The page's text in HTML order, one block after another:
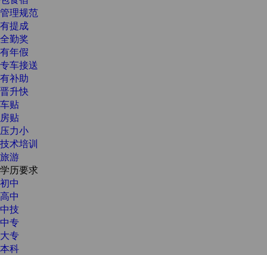
管理规范
有提成
全勤奖
有年假
专车接送
有补助
晋升快
车贴
房贴
压力小
技术培训
旅游
学历要求
初中
高中
中技
中专
大专
本科